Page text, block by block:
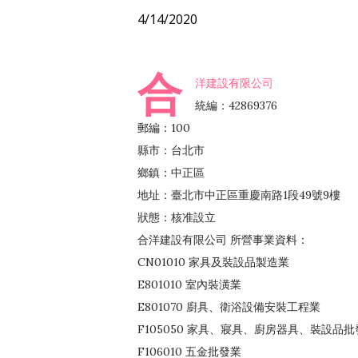
4/14/2020
合
洋建設有限公司
統編：42869376
郵編：100
縣市：台北市
鄉鎮：中正區
地址：臺北市中正區重慶南路1段49號9樓
狀態：核准設立
合洋建設有限公司 所營事業資料：
CN01010 家具及裝設品製造業
E801010 室內裝潢業
E801070 廚具、衛浴設備安裝工程業
F105050 家具、寢具、廚房器具、裝設品批
F106010 五金批發業